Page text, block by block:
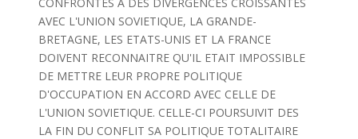
AVEC L'UNION SOVIETIQUE, LA GRANDE-
BRETAGNE, LES ETATS-UNIS ET LA FRANCE
DOIVENT RECONNAITRE QU'IL ETAIT IMPOSSIBLE
DE METTRE LEUR PROPRE POLITIQUE
D'OCCUPATION EN ACCORD AVEC CELLE DE
L'UNION SOVIETIQUE. CELLE-CI POURSUIVIT DES
LA FIN DU CONFLIT SA POLITIQUE TOTALITAIRE